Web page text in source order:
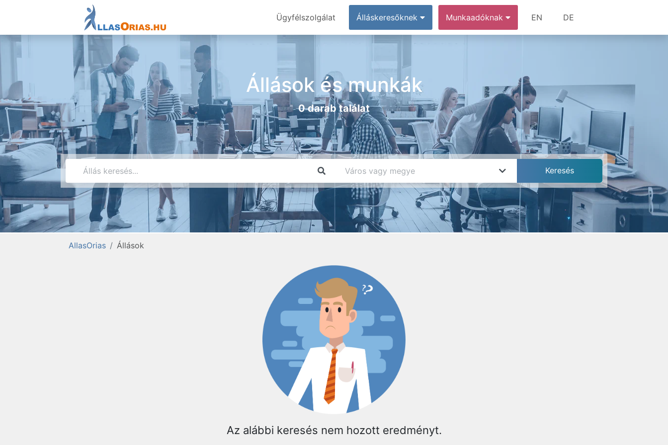
Ügyfélszolgálat Álláskeresőknek Munkaadóknak EN DE
Állások és munkák
0 darab találat
AllasOrias Állások
Az alábbi keresés nem hozott eredményt.